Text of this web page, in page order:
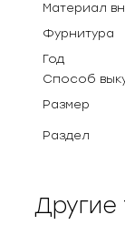
Материал
Фурнитура
Год
Способ
Размер
Раздел
Другие